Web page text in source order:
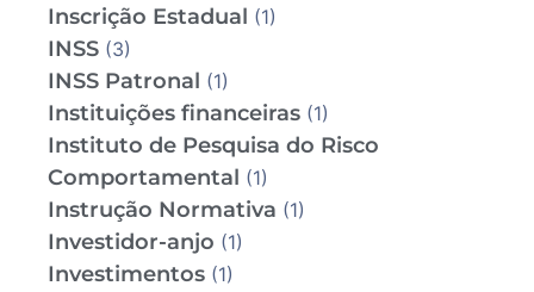
Inscrição Estadual (1)
INSS (3)
INSS Patronal (1)
Instituições financeiras (1)
Instituto de Pesquisa do Risco
Comportamental (1)
Instrução Normativa (1)
Investidor-anjo (1)
Investimentos (1)